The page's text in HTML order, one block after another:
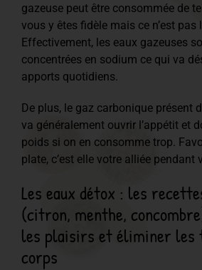
gazeuse peut être consommée de
vous y êtes fidèle mais ce n’est pas
Effectivement, les eaux gazeuses
concentrées en sodium ce qui va
apports quotidiens.
De plus, le gaz carbonique présent
va généralement ouvrir l’appétit et
poids si on en consomme trop.
plate, c’est elle votre alliée pendant
Les eaux détox : les
(citron, menthe,
les plaisirs et éliminer les
corps